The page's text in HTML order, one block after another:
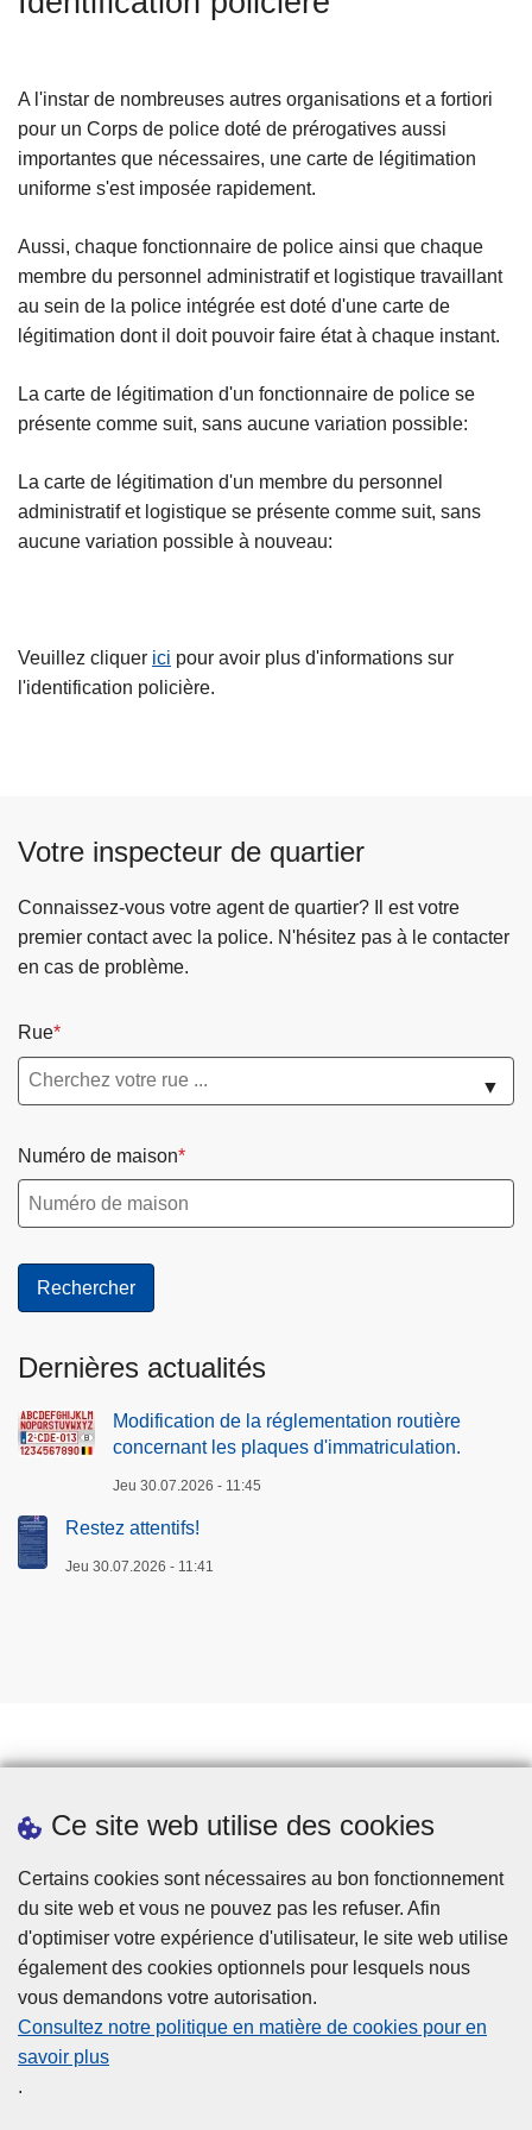
Ce site web utilise des cookies
Certains cookies sont nécessaires au bon fonctionnement
du site web et vous ne pouvez pas les refuser. Afin
d'optimiser votre expérience d'utilisateur, le site web utilise
également des cookies optionnels pour lesquels nous
vous demandons votre autorisation.
Consultez notre politique en matière de cookies pour en
savoir plus
.
A l'instar de nombreuses autres organisations et a fortiori
pour un Corps de police doté de prérogatives aussi
importantes que nécessaires, une carte de légitimation
uniforme s'est imposée rapidement.
Aussi, chaque fonctionnaire de police ainsi que chaque
membre du personnel administratif et logistique travaillant
au sein de la police intégrée est doté d'une carte de
légitimation dont il doit pouvoir faire état à chaque instant.
La carte de légitimation d'un fonctionnaire de police se
présente comme suit, sans aucune variation possible:
La carte de légitimation d'un membre du personnel
administratif et logistique se présente comme suit, sans
aucune variation possible à nouveau:
Veuillez cliquer ici pour avoir plus d'informations sur
l'identification policière.
Votre inspecteur de quartier
Connaissez-vous votre agent de quartier? Il est votre
premier contact avec la police. N'hésitez pas à le contacter
en cas de problème.
Rue
▼
Numéro de maison
Dernières actualités
Modification de la réglementation routière
concernant les plaques d'immatriculation.
Jeu 30.07.2026 - 11:45
Restez attentifs!
Jeu 30.07.2026 - 11:41
Téléchargements
Presse